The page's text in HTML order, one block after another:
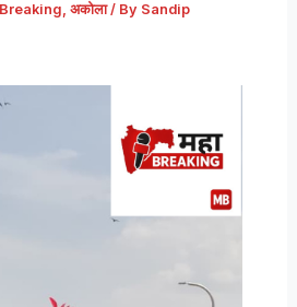
Breaking, अकोला/ By Sandip